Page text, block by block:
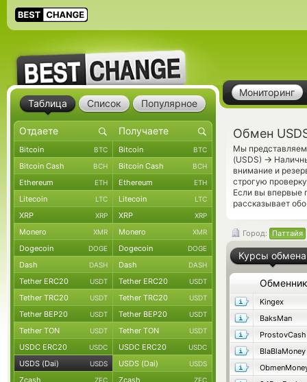
Мониторинг
Обмен
Мы представляем
(USDS) →
внимание и
строгую
Если вы впервые
рассказывает
Город: Паттайя
Курсы обмена
Обменник
Kingex
BaksMan
ProstovCash
BlaBlaMoney
Таблица Список Популярное
Bitcoin BTC Bitcoin BTC
Bitcoin Cash BCH Bitcoin Cash BCH
Ethereum ETH Ethereum ETH
Litecoin LTC Litecoin LTC
XRP XRP XRP XRP
Monero XMR Monero XMR
Dogecoin DOGE Dogecoin DOGE
Dash DASH Dash DASH
Tether ERC20 USDT Tether ERC20 USDT
Tether TRC20 USDT Tether TRC20 USDT
Tether BEP20 USDT Tether BEP20 USDT
Tether TON USDT Tether TON USDT
USDC ERC20 USDC USDC ERC20 USDC
USDS (Dai) USDS USDS (Dai) USDS
Zcash ZEC Zcash ZEC